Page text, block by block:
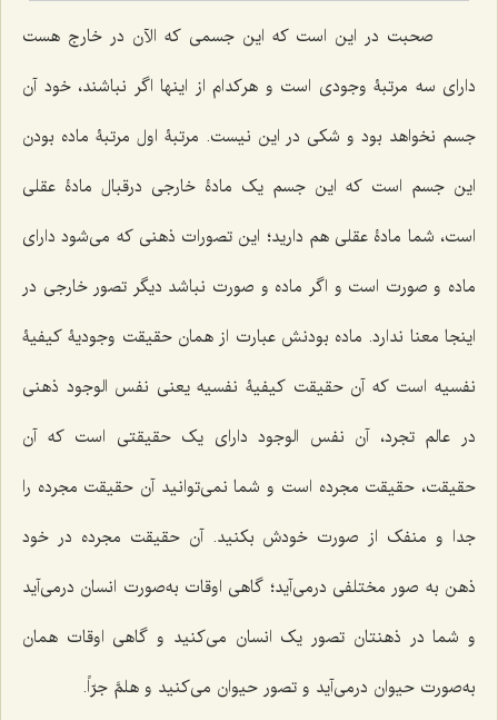
صحبت در این است که این جسمى که الآن در خارج هست
داراى سه مرتبۀ وجودى است و هرکدام از اینها اگر نباشند، خود آن
جسم نخواهد بود و شکى در این نیست. مرتبۀ اول مرتبۀ ماده بودن
این جسم است که این جسم یک مادۀ خارجى درقبال مادۀ عقلی
است، شما مادۀ عقلى هم دارید؛ این تصورات ذهنى که مى‌شود داراى
ماده و صورت است و اگر ماده و صورت نباشد دیگر تصور خارجى در
اینجا معنا ندارد. ماده بودنش عبارت از همان حقیقت وجودیۀ کیفیۀ
نفسیه است که آن حقیقت کیفیۀ نفسیه یعنى نفس الوجود ذهنى
در عالم تجرد، آن نفس الوجود داراى یک حقیقتى است که آن
حقیقت، حقیقت مجرده است و شما نمى‌توانید آن حقیقت مجرده را
جدا و منفک از صورت خودش بکنید. آن حقیقت مجرده در خود
ذهن به صور مختلفى درمی‌آید؛ گاهى اوقات به‌صورت انسان درمى‌آید
و شما در ذهنتان تصور یک انسان مى‌کنید و گاهى اوقات همان
به‌صورت حیوان درمى‌آید و تصور حیوان مى‌کنید و هلمَّ جرّاً.